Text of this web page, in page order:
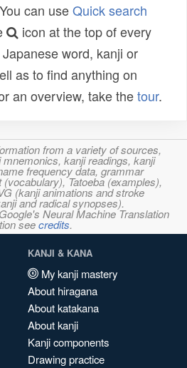
can useQuick search
icon at the top of every
word, kanji or
as to find anything on
an overview, take thetour.
from a variety of sources,
kanji readings, kanji
frequency data, grammar
Tatoeba (examples),
(kanji animations and stroke
and radical synopses).
Neural Machine Translation
seecredits.
KANJI & KANA
My kanji mastery
About hiragana
About katakana
About kanji
Kanji components
Drawing practice